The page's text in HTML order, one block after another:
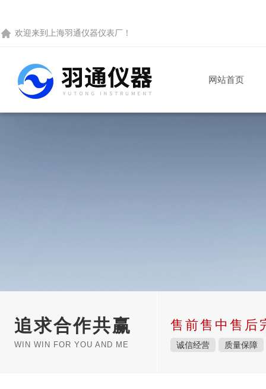
欢迎来到 上海羽通仪器仪表厂 ！
网站首页
追求合作共赢
WIN WIN FOR YOU AND ME
售前售中售后
诚信经营 质量保障